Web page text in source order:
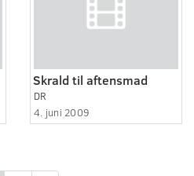
Skrald til aftensmad
DR
4. juni 2009